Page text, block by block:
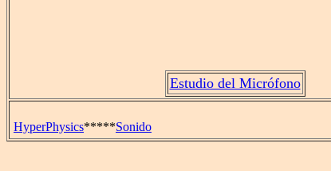
Estudio del Micrófono
HyperPhysics*****Sonido